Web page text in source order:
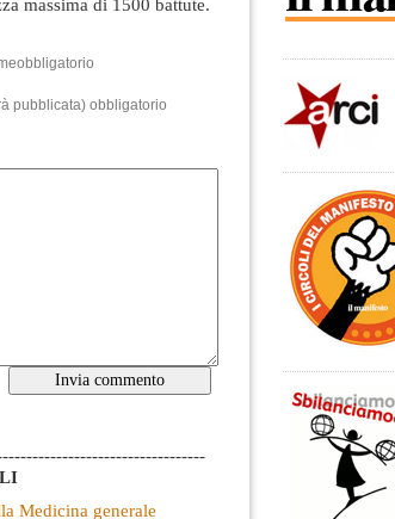
massima di 1500 battute.
pubblicata) obbligatorio
Medicina generale